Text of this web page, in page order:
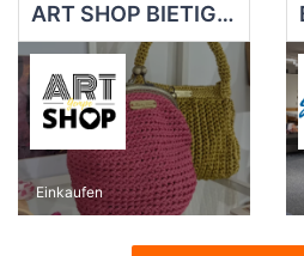
ART SHOP BIETIGHEIM
Einkaufen